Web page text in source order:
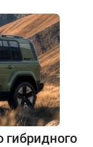
гибридного